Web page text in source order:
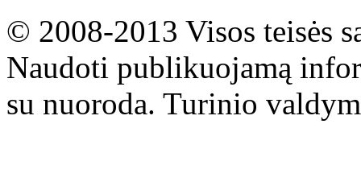
© 2008-2013 Visos teisės
Naudoti publikuojamą
su nuoroda. Turinio